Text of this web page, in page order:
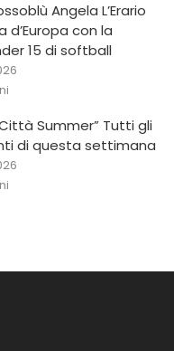
Angela L’Erario
d’Europa con la
15 di softball
Summer” Tutti gli
di questa settimana